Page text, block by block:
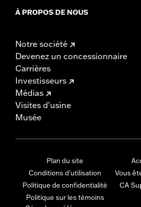
À PROPOS DE NOUS
Notre société
Devenez un concessionnaire
Carrières
Investisseurs
Médias
Visites d'usine
Musée
Plan du site
Conditions d'utilisation
Politique de confidentialité
Politique sur les témoins
Vous
CA